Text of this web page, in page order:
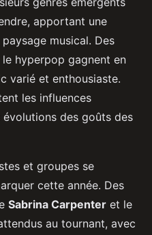
apportant une
musical. Des
hyperpop gagnent en
varié et enthousiaste.
les influences
des goûts des
et groupes se
cette année. Des
Sabrina Carpenter et le
au tournant, avec